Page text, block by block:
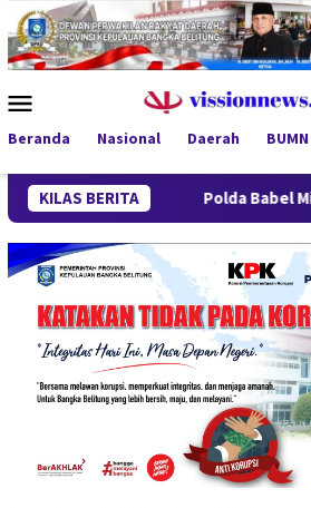
Loncat
ke
konten
Mobile
Beranda Nasional Daerah BUMN
KILAS BERITA
Polda Babel Minta Publik Tak